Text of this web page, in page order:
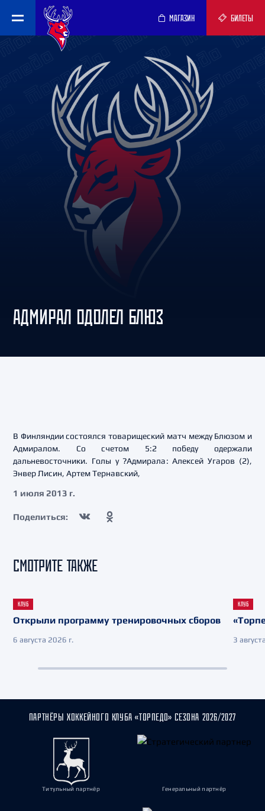
МАГАЗИН БИЛЕТЫ
АДМИРАЛ ОДОЛЕЛ БЛЮЗ
В Финляндии состоялся товарищеский матч между Блюзом и
Адмиралом. Со счетом 5:2 победу одержали
дальневосточники. Голы у ?Адмирала: Алексей Угаров (2),
Энвер Лисин, Артем Тернавский,
1 июля 2013 г.
Поделиться:
СМОТРИТЕ ТАКЖЕ
КЛУБ
Открыли программу тренировочных сборов
6 августа 2026 г.
КЛУБ
3
ПАРТНЁРЫ ХОККЕЙНОГО КЛУБА «ТОРПЕДО» СЕЗОНА 2026/2027
Титульный партнёр Генеральный партнёр